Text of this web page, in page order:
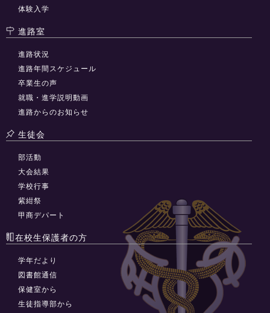
体験入学
進路室
進路状況
進路年間スケジュール
卒業生の声
就職・進学説明動画
進路からのお知らせ
生徒会
部活動
大会結果
学校行事
紫紺祭
甲商デパート
在校生保護者の方
学年だより
図書館通信
保健室から
生徒指導部から